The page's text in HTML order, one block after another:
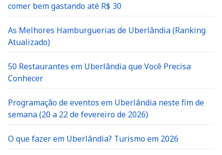
comer bem gastando até R$ 30
As Melhores Hamburguerias de Uberlândia (Ranking
Atualizado)
50 Restaurantes em Uberlândia que Você Precisa
Conhecer
Programação de eventos em Uberlândia neste fim de
semana (20 a 22 de fevereiro de 2026)
O que fazer em Uberlândia? Turismo em 2026